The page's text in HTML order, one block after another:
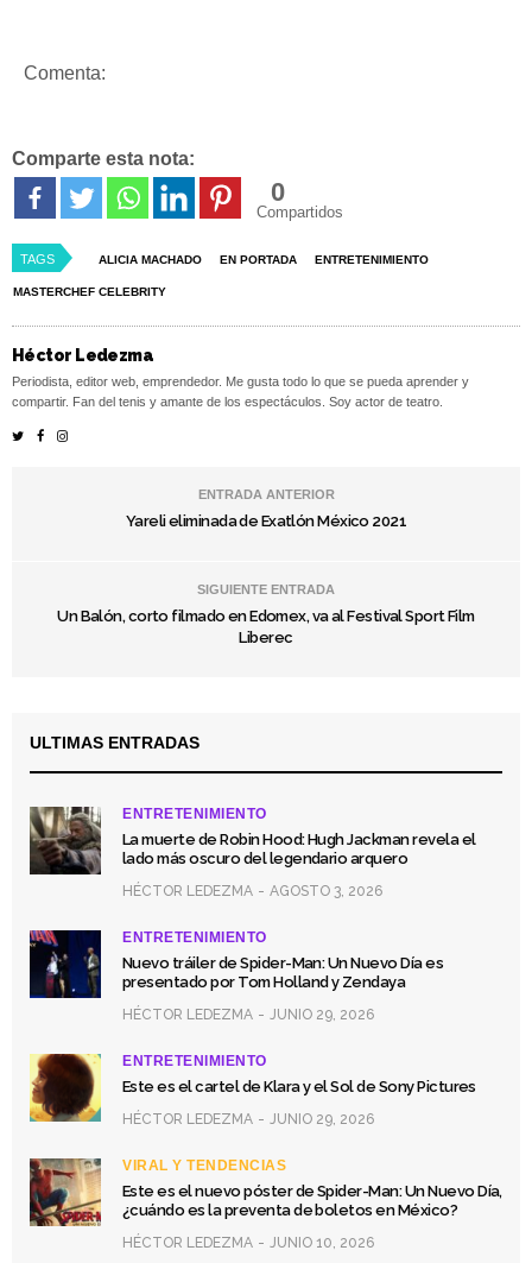
Comenta:
Comparte esta nota:
0
Compartidos
TAGS ALICIA MACHADO EN PORTADA ENTRETENIMIENTO
MASTERCHEF CELEBRITY
Héctor Ledezma
Periodista, editor web, emprendedor. Me gusta todo lo que se pueda aprender y
compartir. Fan del tenis y amante de los espectáculos. Soy actor de teatro.
ENTRADA ANTERIOR
Yareli eliminada de Exatlón México 2021
SIGUIENTE ENTRADA
Un Balón, corto filmado en Edomex, va al Festival Sport Film
Liberec
ULTIMAS ENTRADAS
ENTRETENIMIENTO
La muerte de Robin Hood: Hugh Jackman revela el
lado más oscuro del legendario arquero
HÉCTOR LEDEZMA AGOSTO 3, 2026
ENTRETENIMIENTO
Nuevo tráiler de Spider-Man: Un Nuevo Día es
presentado por Tom Holland y Zendaya
HÉCTOR LEDEZMA JUNIO 29, 2026
ENTRETENIMIENTO
Este es el cartel de Klara y el Sol de Sony Pictures
HÉCTOR LEDEZMA JUNIO 29, 2026
VIRAL Y TENDENCIAS
Este es el nuevo póster de Spider-Man: Un Nuevo Día,
¿cuándo es la preventa de boletos en México?
HÉCTOR LEDEZMA JUNIO 10, 2026